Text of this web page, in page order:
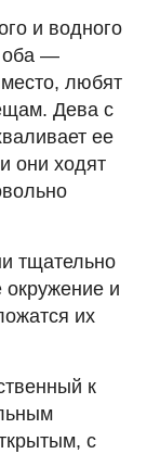
и водного
оба —
любят
Дева с
ее
они ходят
тщательно
и
их
к
с